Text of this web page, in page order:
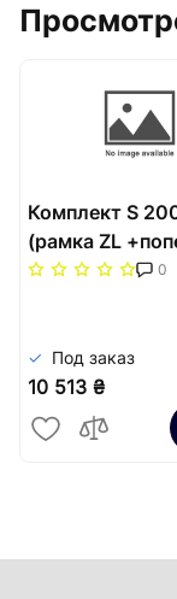
Комплект S
(рамка ZL
решітка)
0
Под заказ
10 513 ₴